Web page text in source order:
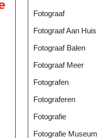
Fotograaf
Fotograaf Aan Huis
Fotograaf Balen
Fotograaf Meer
Fotografen
Fotograferen
Fotografie
Fotografie Museum